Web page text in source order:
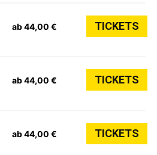
ab 44,00 € TICKETS
ab 44,00 € TICKETS
ab 44,00 € TICKETS